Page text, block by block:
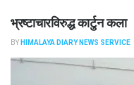
भ्रष्टाचारविरुद्ध कार्टुन कला
BY HIMALAYA DIARY NEWS SERVICE